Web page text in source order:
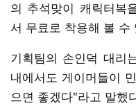
의 추석맞이 캐릭터복
서 무료로 착용해 볼 수
기획팀의 손인덕 대리
내에서도 게이머들이
으면 좋겠다"라고 말했